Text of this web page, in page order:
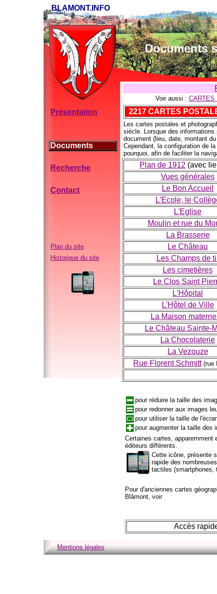
BLAMONT.INFO
Documents
Présentation
Documents
Recherche
Contact
Plan du site
Historique du site
Voir aussi : CARTES
2217 CARTES
Les cartes postales et
siècle. Lorsque des
document (lieu, date, montant
Cependant, la configuration de
pourquoi, afin de faciliter la
Plan de 1912 (avec
Vues générales
Le Bon Accueil
L'Ecole, le
L'Eglise
Moulin et rue du
La Brasserie
Le Château
Les Champs de
Les cimetières
Le Clos Saint
L'Hôpital
L'Hôtel de Ville
La Maison
Le Château Sainte-
La Chocolaterie
La Vezouze
Rue Florent Schmitt (rue
pour réduire la taille des
pour redonner aux images
pour utiliser la taille de
pour augmenter la taille des
Certaines cartes, apparemment
éditeurs différents.
Cette icône, présente
rapide des
tactiles (smartphones,
Pour d'anciennes cartes
Blâmont, voir
Accès
Mentions légales